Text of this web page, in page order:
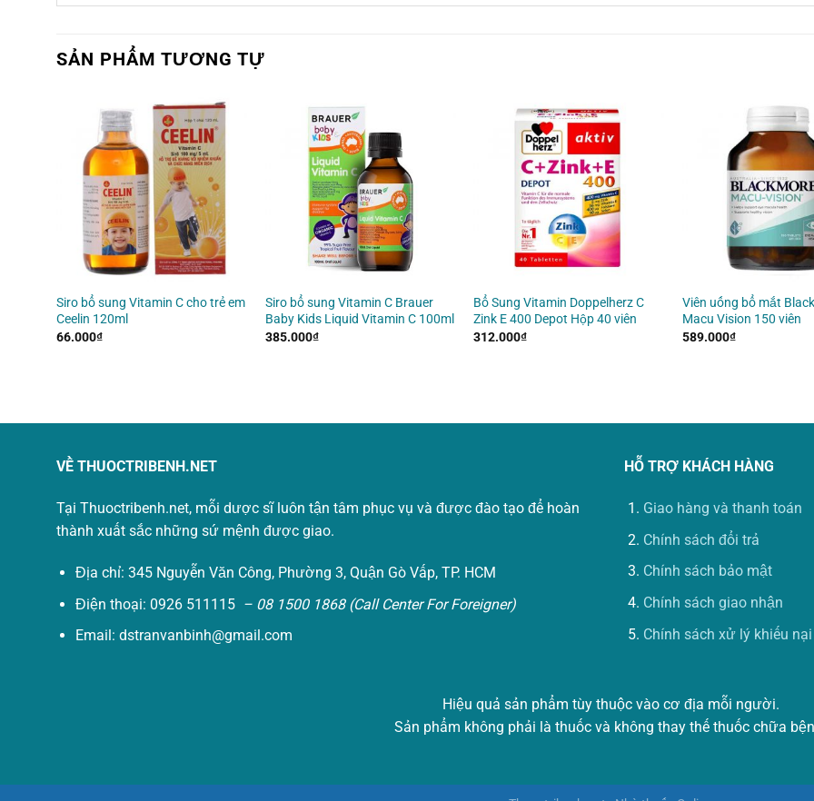
SẢN PHẨM TƯƠNG TỰ
Siro bổ sung Vitamin C cho trẻ em
Ceelin 120ml
66.000₫
Siro bổ sung Vitamin C Brauer
Baby Kids Liquid Vitamin C 100ml
385.000₫
Bổ Sung Vitamin Doppelherz C
Zink E 400 Depot Hộp 40 viên
312.000₫
Viên uống bổ mắt
Macu Vision 150 viên
589.000₫
VỀ THUOCTRIBENH.NET
Tại Thuoctribenh.net, mỗi dược sĩ luôn tận tâm phục vụ và được đào tạo để hoàn
thành xuất sắc những sứ mệnh được giao.
Địa chỉ: 345 Nguyễn Văn Công, Phường 3, Quận Gò Vấp, TP. HCM
Điện thoại: 0926 511115 – 08 1500 1868 (Call Center For Foreigner)
Email: dstranvanbinh@gmail.com
HỖ TRỢ KHÁCH HÀNG
Giao hàng và thanh toán
Chính sách đổi trả
Chính sách bảo mật
Chính sách giao nhận
Chính sách xử lý khiếu nại
Hiệu quả sản phẩm tùy thuộc vào cơ địa mỗi người.
Sản phẩm không phải là thuốc và không thay thế thuốc chữa